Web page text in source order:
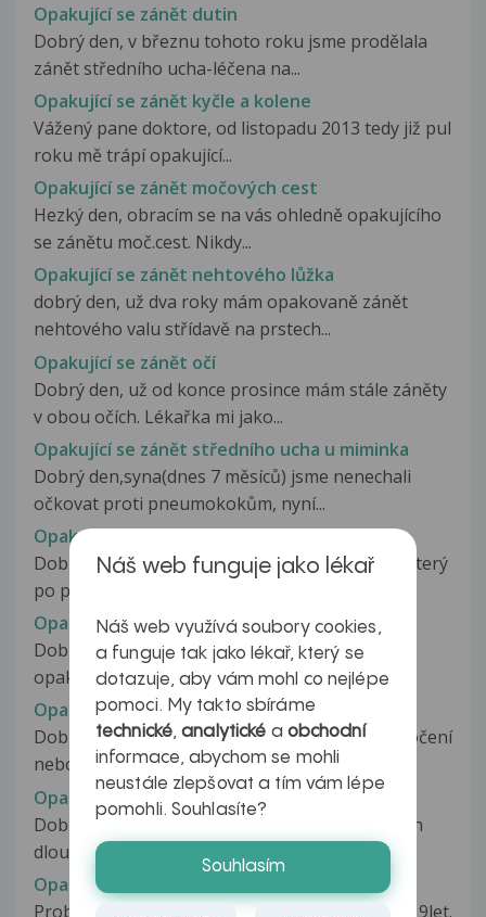
Opakující se zánět dutin
Dobrý den, v březnu tohoto roku jsme prodělala
zánět středního ucha-léčena na...
Opakující se zánět kyčle a kolene
Vážený pane doktore, od listopadu 2013 tedy již pul
roku mě trápí opakující...
Opakující se zánět močových cest
Hezký den, obracím se na vás ohledně opakujícího
se zánětu moč.cest. Nikdy...
Opakující se zánět nehtového lůžka
dobrý den, už dva roky mám opakovaně zánět
nehtového valu střídavě na prstech...
Opakující se zánět očí
Dobrý den, už od konce prosince mám stále záněty
v obou očích. Lékařka mi jako...
Opakující se zánět středního ucha u miminka
Dobrý den,syna(dnes 7 měsíců) jsme nenechali
očkovat proti pneumokokům, nyní...
Opakujici se zanet v lokti
Dobrý den, měl jsem spontánní zánět v loktu, který
po pár dnech odezněl....
Opakující se zánět zubu
Dobrý večer, ráda bych se poradila ohledně
opakujícího se zánětu po vytržení...
Opakující se záněty
Dobrý den, již třetí týden mě trápí pálení při močení
nebo také v klidu. Tři...
Opakující se záněty
Dobrý den, chtěla bych se poradit ohledně mých
dlouhodobých problémů se záněty...
Opakujici se zanety
Problemy se zanety mocovych cest me trapi asi 9let.
Náš web funguje jako lékař
Náš web využívá soubory cookies,
a funguje tak jako lékař, který se
dotazuje, aby vám mohl co nejlépe
pomoci. My takto sbíráme
technické,analytické a obchodní
informace, abychom se mohli
neustále zlepšovat a tím vám lépe
pomohli. Souhlasíte?
Souhlasím